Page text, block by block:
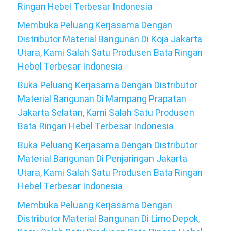
Ringan Hebel Terbesar Indonesia
Membuka Peluang Kerjasama Dengan
Distributor Material Bangunan Di Koja Jakarta
Utara, Kami Salah Satu Produsen Bata Ringan
Hebel Terbesar Indonesia
Buka Peluang Kerjasama Dengan Distributor
Material Bangunan Di Mampang Prapatan
Jakarta Selatan, Kami Salah Satu Produsen
Bata Ringan Hebel Terbesar Indonesia
Buka Peluang Kerjasama Dengan Distributor
Material Bangunan Di Penjaringan Jakarta
Utara, Kami Salah Satu Produsen Bata Ringan
Hebel Terbesar Indonesia
Membuka Peluang Kerjasama Dengan
Distributor Material Bangunan Di Limo Depok,